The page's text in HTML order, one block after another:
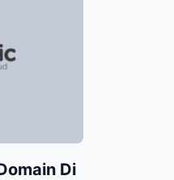
Di